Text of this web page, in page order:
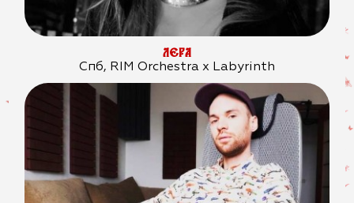
ЛЕРА
Спб, RIM Orchestra x Labyrinth